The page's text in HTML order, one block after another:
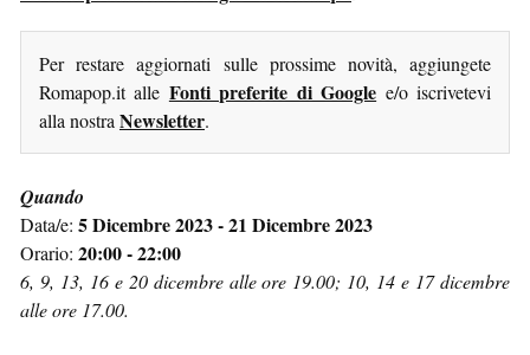
Per restare aggiornati sulle prossime novità, aggiungete
Romapop.it alle Fonti preferite di Google e/o iscrivetevi
alla nostra Newsletter.
Quando
Data/e: 5 Dicembre 2023 - 21 Dicembre 2023
Orario: 20:00 - 22:00
6, 9, 13, 16 e 20 dicembre alle ore 19.00; 10, 14 e 17 dicembre
alle ore 17.00.